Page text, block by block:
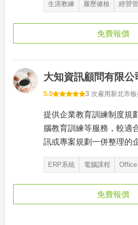
生涯教練 履歷健檢 經營
免費報價
大知資訊顧問有限公
5.0 3 次雇用 新北市
提供企業教育訓練制度規
腦教育訓練等服務，較適
訊或專案規劃一併整理的
ERP系統 電腦課程 Office
免費報價